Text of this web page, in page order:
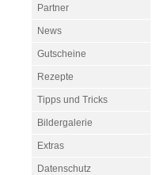
Partner
News
Gutscheine
Rezepte
Tipps und Tricks
Bildergalerie
Extras
Datenschutz